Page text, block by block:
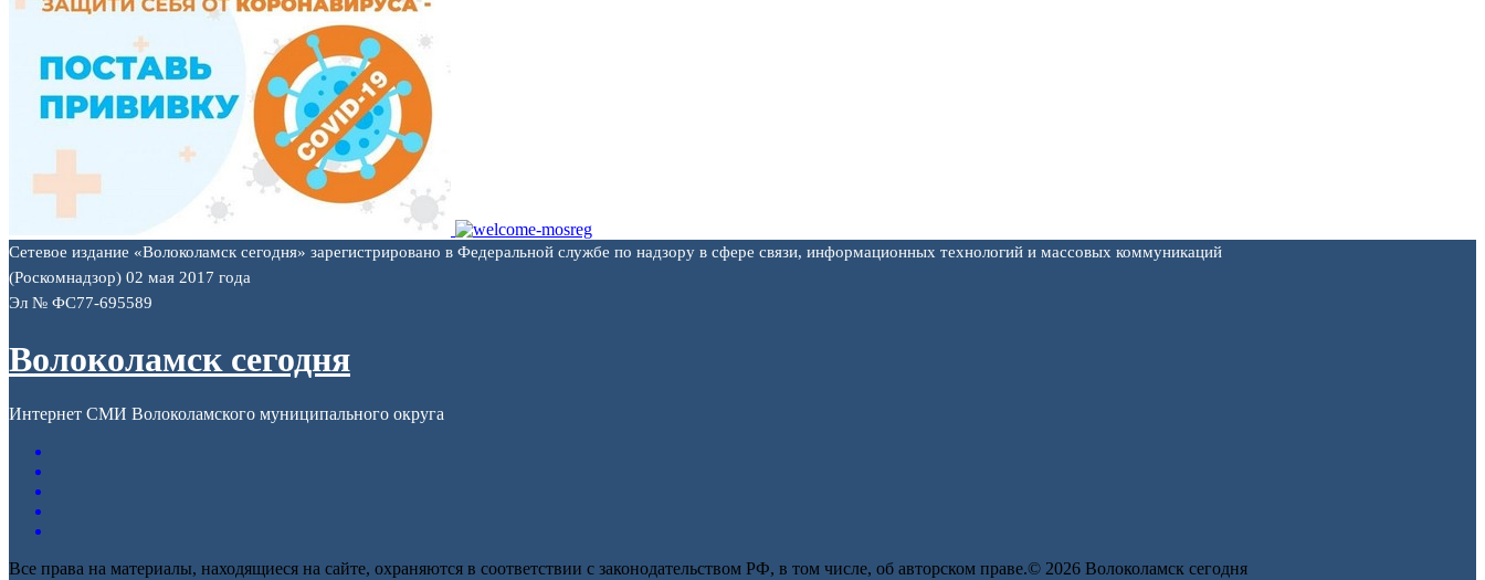
Сетевое издание «Волоколамск сегодня» зарегистрировано в Федеральной службе по надзору в сфере связи, информационных технологий и массовых коммуникаций
(Роскомнадзор) 02 мая 2017 года
Эл № ФС77-695589
Волоколамск сегодня
Интернет СМИ Волоколамского муниципального округа
Все права на материалы, находящиеся на сайте, охраняются в соответствии с законодательством РФ, в том числе, об авторском праве.© 2026 Волоколамск сегодня